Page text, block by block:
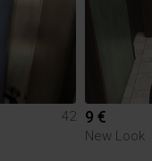
42
9 €
New Look